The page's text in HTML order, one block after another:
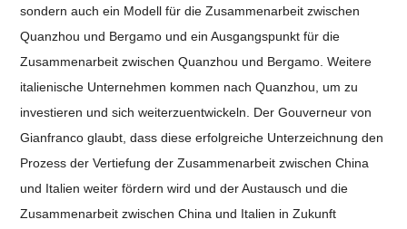
sondern auch ein Modell für die Zusammenarbeit zwischen
Quanzhou und Bergamo und ein Ausgangspunkt für die
Zusammenarbeit zwischen Quanzhou und Bergamo. Weitere
italienische Unternehmen kommen nach Quanzhou, um zu
investieren und sich weiterzuentwickeln. Der Gouverneur von
Gianfranco glaubt, dass diese erfolgreiche Unterzeichnung den
Prozess der Vertiefung der Zusammenarbeit zwischen China
und Italien weiter fördern wird und der Austausch und die
Zusammenarbeit zwischen China und Italien in Zukunft